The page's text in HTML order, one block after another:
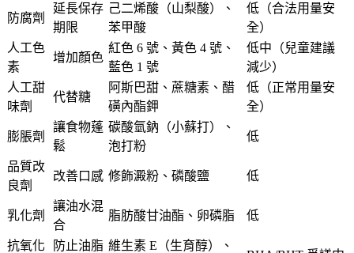
防腐劑
延長保存
期限
己二烯酸（山梨酸）、
苯甲酸
低（合法用量安
全）
人工色
素
增加顏色
紅色 6 號、黃色 4 號、
藍色 1 號
低中（兒童建議
減少）
人工甜
味劑
代替糖
阿斯巴甜、蔗糖素、醋
磺內酯鉀
低（正常用量安
全）
膨脹劑
讓食物蓬
鬆
碳酸氫鈉（小蘇打）、
泡打粉
低
品質改
良劑
改善口感 修飾澱粉、磷酸鹽 低
乳化劑
讓油水混
合
脂肪酸甘油酯、卵磷脂 低
抗氧化
防止油脂 維生素 E（生育醇）、